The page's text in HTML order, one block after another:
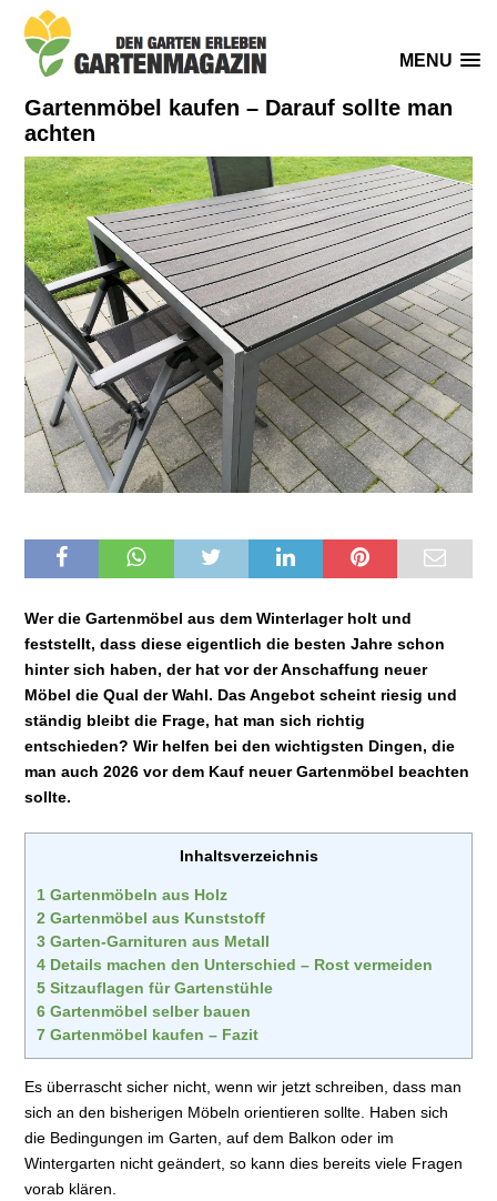
MENU
Gartenmöbel kaufen – Darauf sollte man
achten
Wer die Gartenmöbel aus dem Winterlager holt und
feststellt, dass diese eigentlich die besten Jahre schon
hinter sich haben, der hat vor der Anschaffung neuer
Möbel die Qual der Wahl. Das Angebot scheint riesig und
ständig bleibt die Frage, hat man sich richtig
entschieden? Wir helfen bei den wichtigsten Dingen, die
man auch 2026 vor dem Kauf neuer Gartenmöbel beachten
sollte.
Inhaltsverzeichnis
1 Gartenmöbeln aus Holz
2 Gartenmöbel aus Kunststoff
3 Garten-Garnituren aus Metall
4 Details machen den Unterschied – Rost vermeiden
5 Sitzauflagen für Gartenstühle
6 Gartenmöbel selber bauen
7 Gartenmöbel kaufen – Fazit
Es überrascht sicher nicht, wenn wir jetzt schreiben, dass man
sich an den bisherigen Möbeln orientieren sollte. Haben sich
die Bedingungen im Garten, auf dem Balkon oder im
Wintergarten nicht geändert, so kann dies bereits viele Fragen
vorab klären.